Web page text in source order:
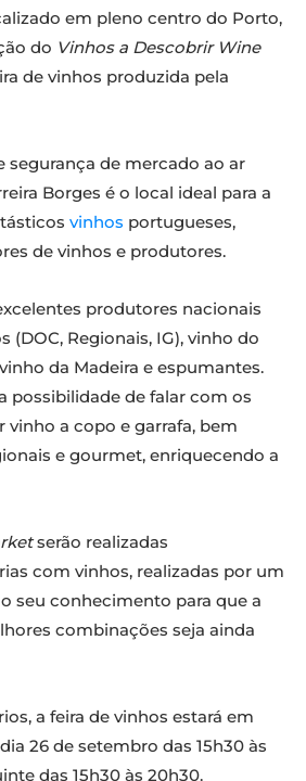
em pleno centro do Porto,
do Vinhos a Descobrir Wine
de vinhos produzida pela
segurança de mercado ao ar
Borges é o local ideal para a
vinhos portugueses,
de vinhos e produtores.
produtores nacionais
(DOC, Regionais, IG), vinho do
da Madeira e espumantes.
possibilidade de falar com os
vinho a copo e garrafa, bem
e gourmet, enriquecendo a
serão realizadas
com vinhos, realizadas por um
seu conhecimento para que a
combinações seja ainda
a feira de vinhos estará em
26 de setembro das 15h30 às
das 15h30 às 20h30.